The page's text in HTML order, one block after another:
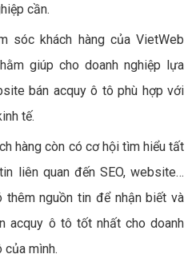
cần.
sóc khách hàng của VietWeb
giúp cho doanh nghiệp lựa
bán acquy ô tô phù hợp với
tế.
hàng còn có cơ hội tìm hiểu tất
liên quan đến SEO, website…
thêm nguồn tin để nhận biết và
acquy ô tô tốt nhất cho doanh
của mình.